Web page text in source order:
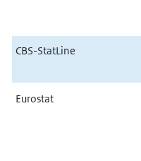
CBS-StatLine
Eurostat